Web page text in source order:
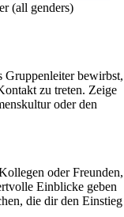
(all genders)
Gruppenleiter bewirbst,
zu treten. Zeige
oder den
oder Freunden,
Einblicke geben
die dir den Einstieg